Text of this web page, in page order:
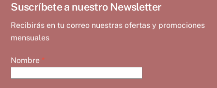
Suscríbete a nuestro Newsletter
Recibirás en tu correo nuestras ofertas y promociones
mensuales
Nombre*